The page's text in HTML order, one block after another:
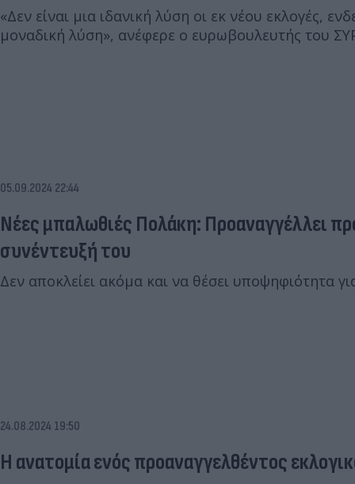
«Δεν είναι μια ιδανική λύση οι εκ νέου εκλογές,
μοναδική λύση», ανέφερε ο ευρωβουλευτής του
05.09.2024 22:44
Νέες μπαλωθιές Πολάκη: Προαναγγέλλει
συνέντευξή του
Δεν αποκλείει ακόμα και να θέσει υποψηφιότητα
24.08.2024 19:50
Η ανατομία ενός προαναγγελθέντος